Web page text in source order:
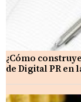
¿Cómo
de Digital PR en